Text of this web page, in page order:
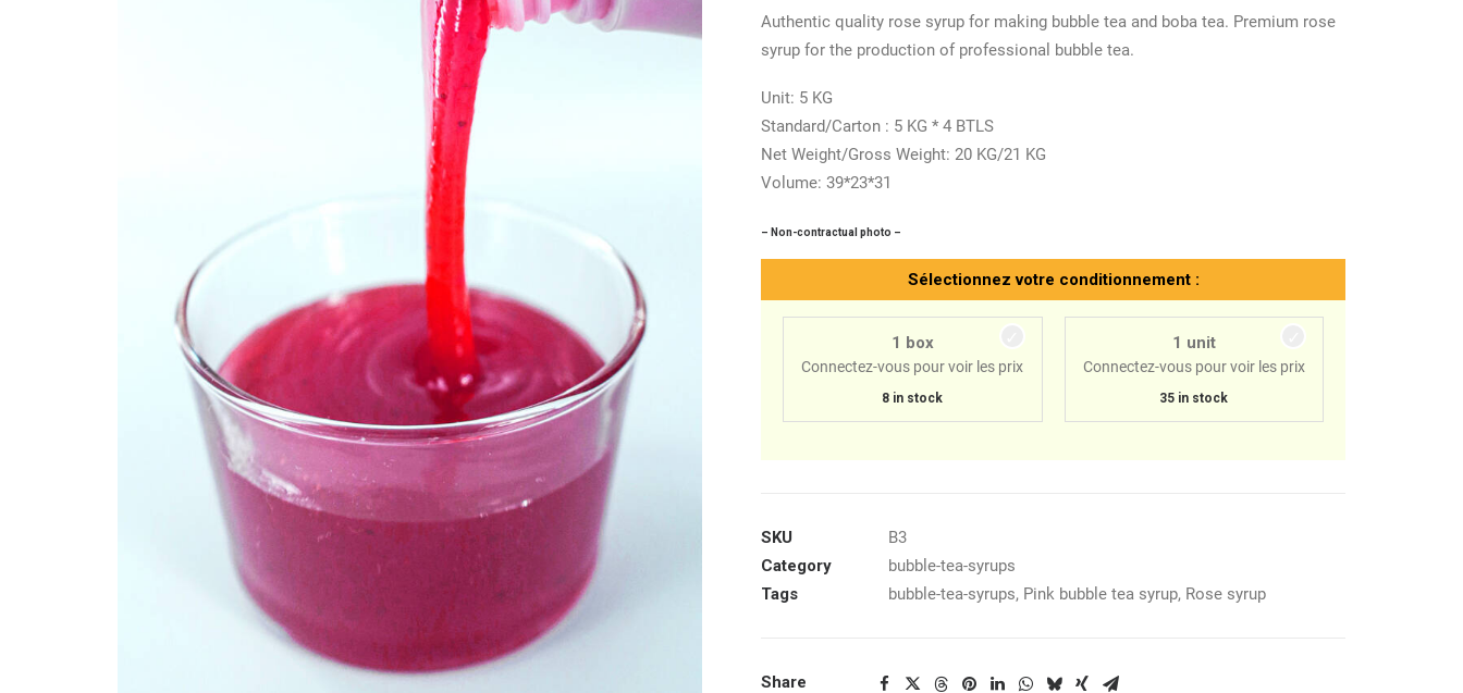
Authentic quality rose syrup for making bubble tea and boba tea. Premium rose
syrup for the production of professional bubble tea.
Unit: 5 KG
Standard/Carton : 5 KG * 4 BTLS
Net Weight/Gross Weight: 20 KG/21 KG
Volume: 39*23*31
– Non-contractual photo –
Sélectionnez votre conditionnement :
1 box
Connectez-vous pour voir les prix
8 in stock
1 unit
Connectez-vous pour voir les prix
35 in stock
SKU
B3
Category
bubble-tea-syrups
Tags
bubble-tea-syrups, Pink bubble tea syrup, Rose syrup
Share